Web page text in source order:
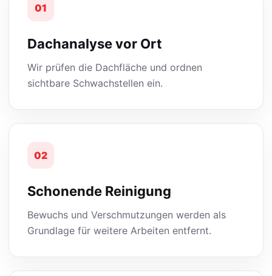
01
Dachanalyse vor Ort
Wir prüfen die Dachfläche und ordnen
sichtbare Schwachstellen ein.
02
Schonende Reinigung
Bewuchs und Verschmutzungen werden als
Grundlage für weitere Arbeiten entfernt.